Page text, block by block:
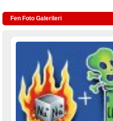
Fen Foto Galerileri